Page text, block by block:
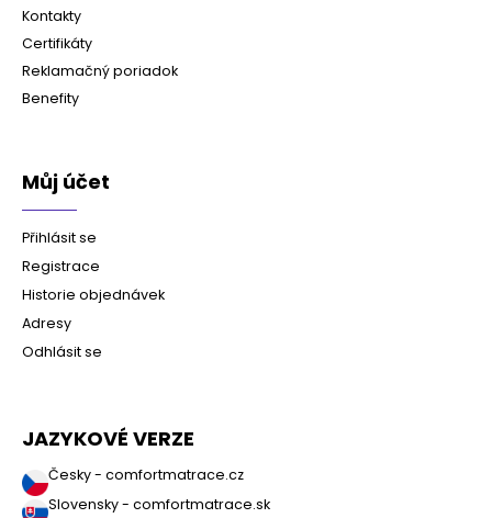
Kontakty
Certifikáty
Reklamačný poriadok
Benefity
Můj účet
Přihlásit se
Registrace
Historie objednávek
Adresy
Odhlásit se
JAZYKOVÉ VERZE
Česky - comfortmatrace.cz
Slovensky - comfortmatrace.sk